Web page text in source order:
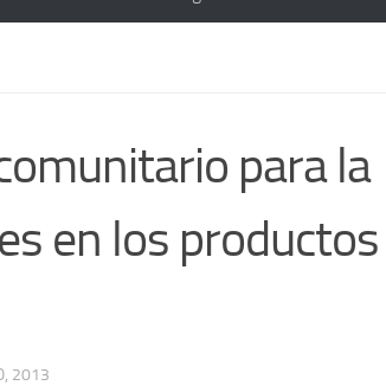
para la
en los productos
2013